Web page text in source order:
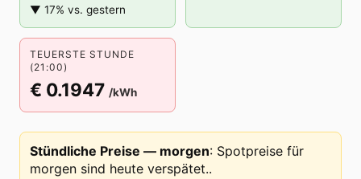
▼ 17% vs. gestern
TEUERSTE STUNDE
(21:00)
€ 0.1947 /kWh
Stündliche Preise — morgen: Spotpreise für
morgen sind heute verspätet..